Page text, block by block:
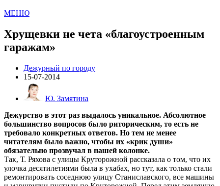
МЕНЮ
Хрущевки не чета «благоустроенным
гаражам»
Дежурный по городу
15-07-2014
Ю. Замятина
Дежурство в этот раз выдалось уникальное. Абсолютное
большинство вопросов было риторическим, то есть не
требовало конкретных ответов. Но тем не менее
читателям было важно, чтобы их «крик души»
обязательно прозвучал в нашей колонке.
Так, Т. Ряхова с улицы Круторожной рассказала о том, что их
улочка десятилетиями была в ухабах, но тут, как только стали
ремонтировать соседнюю улицу Станиславского, все машины